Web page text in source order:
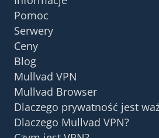
Pomoc
Serwery
Ceny
Blog
Mullvad VPN
Mullvad Browser
Dlaczego prywatność jest
Dlaczego Mullvad VPN?